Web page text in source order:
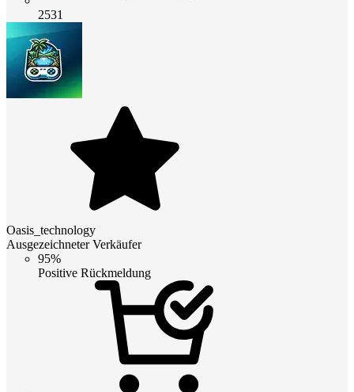
2531
Oasis_technology
Ausgezeichneter Verkäufer
95%
Positive Rückmeldung